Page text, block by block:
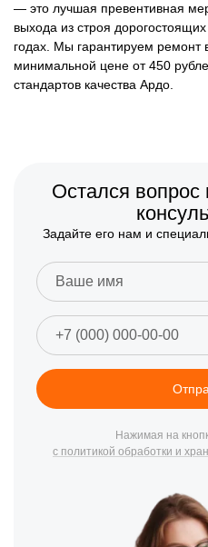
— это лучшая превентивная
выхода из строя
годах. Мы гарантируем ремонт
минимальной цене от 450
стандартов качества Ардо.
Остался
Задайте его нам и
Нажимая на
с политикой обработки и